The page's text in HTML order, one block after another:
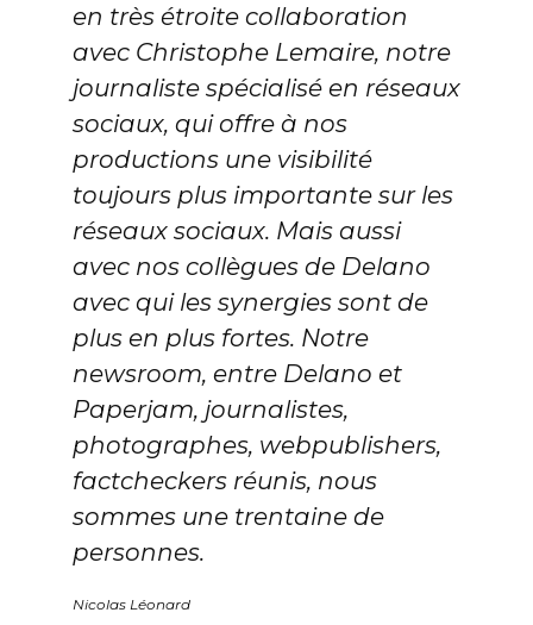
en très étroite collaboration
avec Christophe Lemaire, notre
journaliste spécialisé en réseaux
sociaux, qui offre à nos
productions une visibilité
toujours plus importante sur les
réseaux sociaux. Mais aussi
avec nos collègues de Delano
avec qui les synergies sont de
plus en plus fortes. Notre
newsroom, entre Delano et
Paperjam, journalistes,
photographes, webpublishers,
factcheckers réunis, nous
sommes une trentaine de
personnes.
Nicolas Léonard